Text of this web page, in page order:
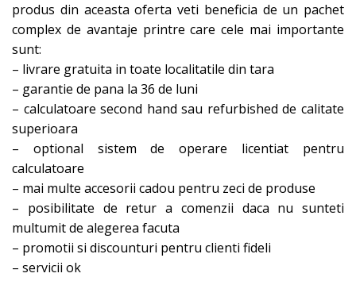
produs din aceasta oferta veti beneficia de un pachet
complex de avantaje printre care cele mai importante
sunt:
– livrare gratuita in toate localitatile din tara
– garantie de pana la 36 de luni
– calculatoare second hand sau refurbished de calitate
superioara
– optional sistem de operare licentiat pentru
calculatoare
– mai multe accesorii cadou pentru zeci de produse
– posibilitate de retur a comenzii daca nu sunteti
multumit de alegerea facuta
– promotii si discounturi pentru clienti fideli
– servicii ok